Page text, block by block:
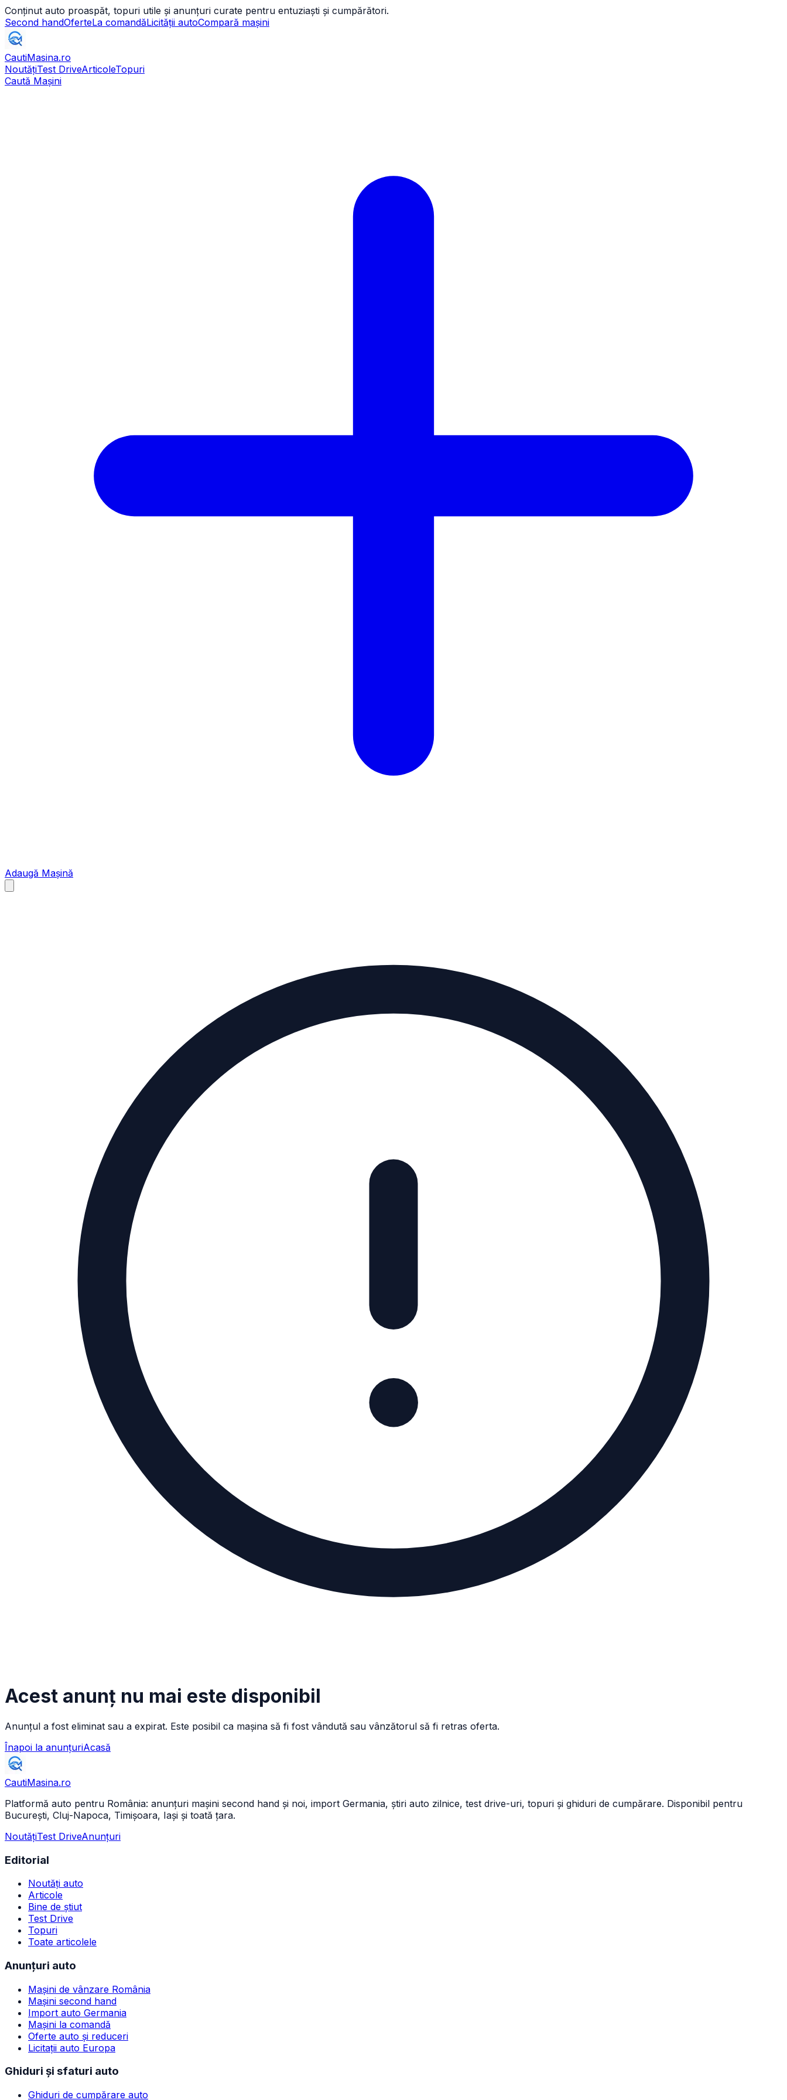
Conținut auto proaspăt, topuri utile și anunțuri curate pentru entuziaști și cumpărători.
Second handOferteLa comandăLicității autoCompară mașini
CautiMasina.ro
NoutățiTest DriveArticoleTopuri
Caută Mașini
Adaugă Mașină
Acest anunț nu mai este disponibil
Anunțul a fost eliminat sau a expirat. Este posibil ca mașina să fi fost vândută sau vânzătorul să fi retras oferta.
Înapoi la anunțuriAcasă
CautiMasina.ro
Platformă auto pentru România: anunțuri mașini second hand și noi, import Germania, știri auto zilnice, test drive-uri, topuri și ghiduri de cumpărare. Disponibil pentru
București, Cluj-Napoca, Timișoara, Iași și toată țara.
NoutățiTest DriveAnunțuri
Editorial
Noutăți auto
Articole
Bine de știut
Test Drive
Topuri
Toate articolele
Anunțuri auto
Mașini de vânzare România
Mașini second hand
Import auto Germania
Mașini la comandă
Oferte auto și reduceri
Licitații auto Europa
Ghiduri și sfaturi auto
Ghiduri de cumpărare auto